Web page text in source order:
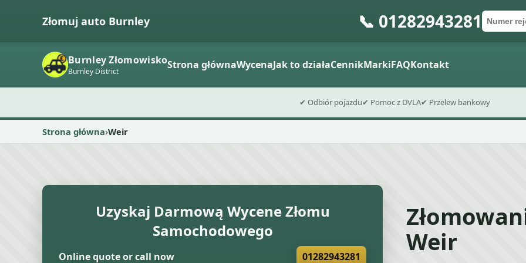
Złomuj auto Burnley 📞 01282943281Numer
Kod
Wyślij
Burnley Złomowisko
Burnley District Strona głównaWycenaJak to działaCennikMarkiFAQKontakt
✔ Odbiór pojazdu✔ Pomoc z DVLA✔ Przelew bankowy
Strona główna Weir
Uzyskaj Darmową Wycene Złomu
Samochodowego
Online quote or call now 01282943281
Weir